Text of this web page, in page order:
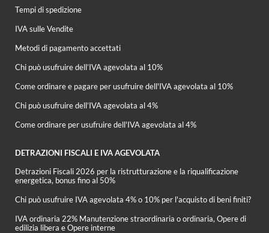
Tempi di spedizione
IVA sulle Vendite
Metodi di pagamento accettati
Chi può usufruire dell’IVA agevolata al 10%
Come ordinare e pagare per usufruire dell'IVA agevolata al 10%
Chi può usufruire dell’IVA agevolata al 4%
Come ordinare per usufruire dell'IVA agevolata al 4%
DETRAZIONI FISCALI E IVA AGEVOLATA
Detrazioni Fiscali 2026 per la ristrutturazione e la riqualificazione
energetica, bonus fino al 50%
Chi può usufruire IVA agevolata 4% o 10% per l'acquisto di beni finiti?
IVA ordinaria 22% Manutenzione straordinaria o ordinaria, Opere di
edilizia libera e Opere interne